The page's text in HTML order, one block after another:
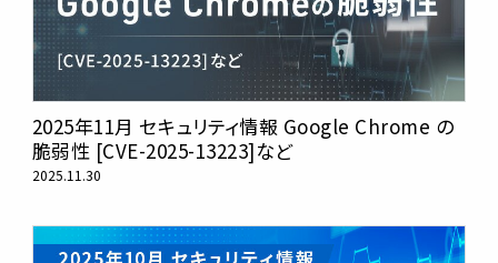
2025年11月 セキュリティ情報 Google Chrome の
脆弱性 [CVE-2025-13223]など
2025.11.30